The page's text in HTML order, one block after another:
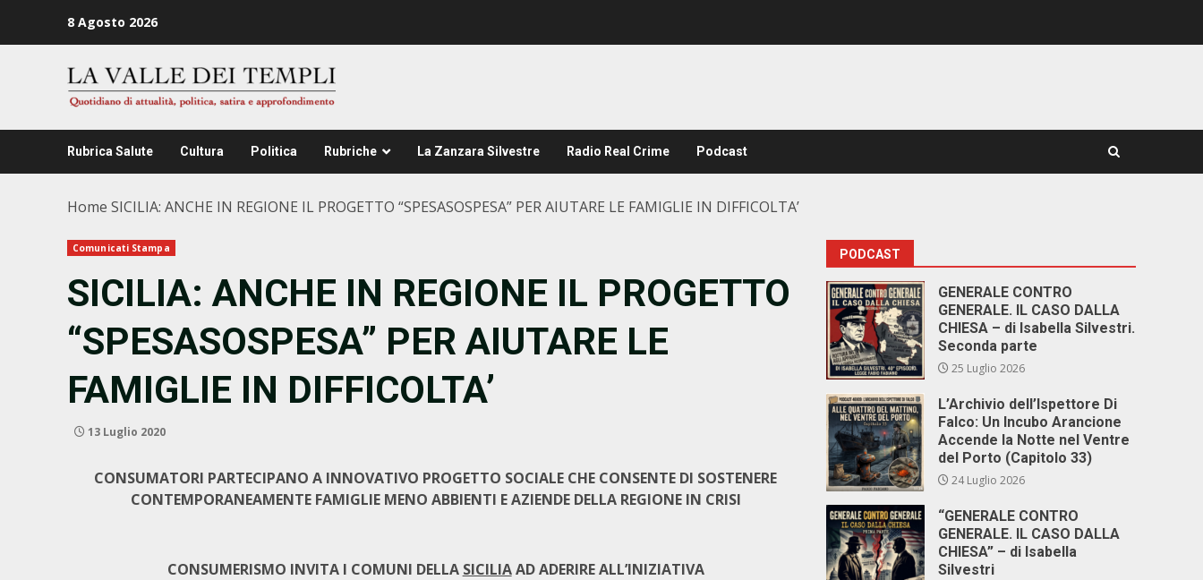
8 Agosto 2026
Rubrica Salute Cultura Politica Rubriche La Zanzara Silvestre Radio Real Crime Podcast
Home SICILIA: ANCHE IN REGIONE IL PROGETTO “SPESASOSPESA” PER AIUTARE LE FAMIGLIE IN DIFFICOLTA’
Comunicati Stampa
SICILIA: ANCHE IN REGIONE IL PROGETTO
“SPESASOSPESA” PER AIUTARE LE
FAMIGLIE IN DIFFICOLTA’
13 Luglio 2020
CONSUMATORI PARTECIPANO A INNOVATIVO PROGETTO SOCIALE CHE CONSENTE DI SOSTENERE
CONTEMPORANEAMENTE FAMIGLIE MENO ABBIENTI E AZIENDE DELLA REGIONE IN CRISI
CONSUMERISMO INVITA I COMUNI DELLA SICILIAAD ADERIRE ALL’INIZIATIVA
PODCAST
GENERALE CONTRO
GENERALE. IL CASO DALLA
CHIESA – di Isabella Silvestri.
Seconda parte
25 Luglio 2026
L’Archivio dell’Ispettore Di
Falco: Un Incubo Arancione
Accende la Notte nel Ventre
del Porto (Capitolo 33)
24 Luglio 2026
“GENERALE CONTRO
GENERALE. IL CASO DALLA
CHIESA” – di Isabella
Silvestri